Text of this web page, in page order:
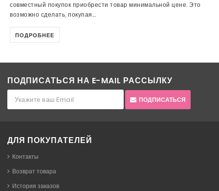
совместный покупок приобрести товар минимальной цене. Это
возможно сделать, покупая...
ПОДРОБНЕЕ
ПОДПИСАТЬСЯ НА E-MAIL РАССЫЛКУ
ПОДПИСАТЬСЯ
ДЛЯ ПОКУПАТЕЛЕЙ
Контакты
Возврат товара
История заказов